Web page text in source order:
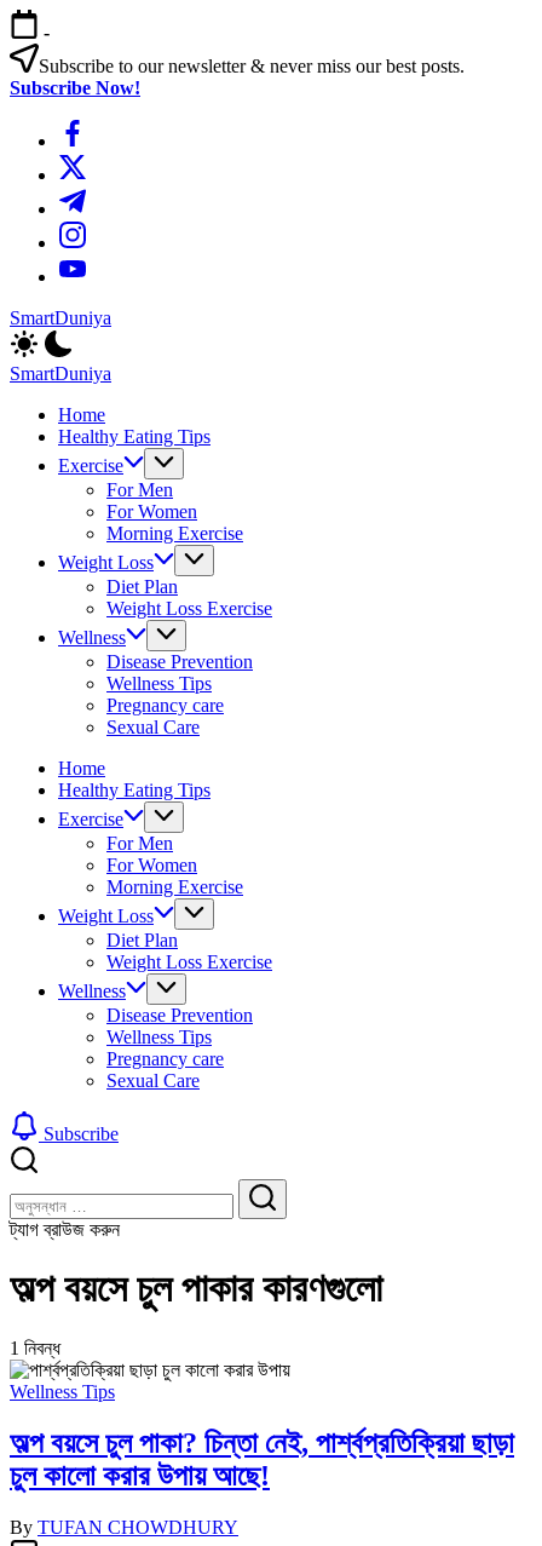
এড়িয়ে
লেখায়
যান
-
Subscribe to our newsletter & never miss our best posts.
Subscribe Now!
https://www.facebook.com/
https://twitter.com/
https://t.me/
https://www.instagram.com/
https://youtube.com/
SmartDuniya
Be
Smart
&
Happy
Life
with
health
SmartDuniya
Smart
Happy
fitness
Home
Healthy Eating Tips
Exercise
For Men
For Women
Morning Exercise
Weight Loss
Diet Plan
Weight Loss Exercise
Wellness
Disease Prevention
Wellness Tips
Pregnancy care
Sexual Care
Home
Healthy Eating Tips
Exercise
For Men
For Women
Morning Exercise
Weight Loss
Diet Plan
Weight Loss Exercise
Wellness
Disease Prevention
Wellness Tips
Pregnancy care
Sexual Care
Subscribe
করুন
খুঁজুন
খুঁজুন
ট্যাগ ব্রাউজ করুন
অল্প বয়সে চুল পাকার কারণগুলো
1 নিবন্ধ
Wellness Tips
অল্প বয়সে চুল পাকা? চিন্তা নেই, পার্শ্বপ্রতিক্রিয়া ছাড়া
চুল কালো করার উপায় আছে!
By TUFAN CHOWDHURY